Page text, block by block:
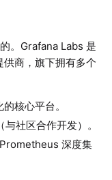
。Grafana Labs 是
商，旗下拥有多个
核心平台。
社区合作开发）。
深度集